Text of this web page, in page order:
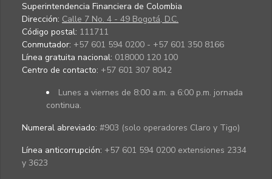
Superintendencia Financiera de Colombia
Dirección: Calle 7 No. 4 - 49 Bogotá, D.C.
Código postal: 111711
Conmutador: +57 601 594 0200 - +57 601 350 8166
Línea gratuita nacional: 018000 120 100
Centro de contacto: +57 601 307 8042
Lunes a viernes de 8:00 a.m. a 6:00 p.m. jornada
continua.
Numeral abreviado: #903 (solo operadores Claro y Tigo)
Línea anticorrupción: +57 601 594 0200 extensiones 2334
y 3623